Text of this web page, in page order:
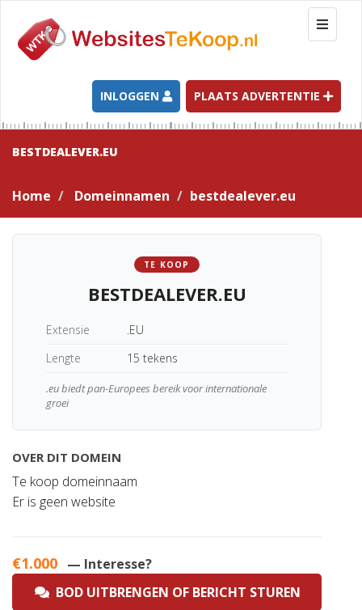
T
o
g
l
e
n
a
t
INLOGGEN PLAATS ADVERTENTIE
BESTDEALEVER.EU
Home Domeinnamen bestdealever.eu
TE KOOP
BESTDEALEVER.EU
Extensie
.EU
Lengte
15 tekens
.eu biedt pan-Europees bereik voor internationale
groei
OVER DIT DOMEIN
Te koop domeinnaam
Er is geen website
€1.000 — Interesse?
BOD UITBRENGEN OF BERICHT STUREN